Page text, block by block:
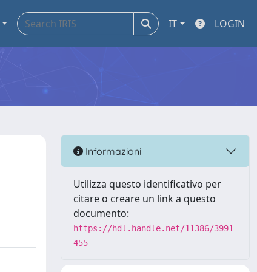
IT LOGIN
Informazioni
Utilizza questo identificativo per
citare o creare un link a questo
documento:
https://hdl.handle.net/11386/3991
455